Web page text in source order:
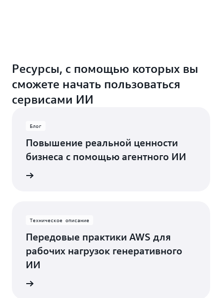
Ресурсы, с помощью которых вы
сможете начать пользоваться
сервисами ИИ
Блог
Повышение реальной ценности
бизнеса с помощью агентного ИИ
Техническое описание
Передовые практики AWS для
рабочих нагрузок генеративного
ИИ